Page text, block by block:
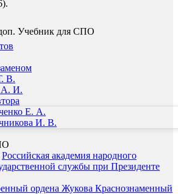
Учебник для СПО
В.
А. И.
Е. А.
И. В.
Российская академия народного
службы при Президенте
ордена Жукова Краснознаменный